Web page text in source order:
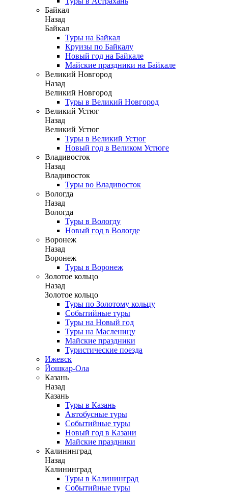
Байкал
Назад
Байкал
Туры на Байкал
Круизы по Байкалу
Новый год на Байкале
Майские праздники на Байкале
Великий Новгород
Назад
Великий Новгород
Туры в Великий Новгород
Великий Устюг
Назад
Великий Устюг
Туры в Великий Устюг
Новый год в Великом Устюге
Владивосток
Назад
Владивосток
Туры во Владивосток
Вологда
Назад
Вологда
Туры в Вологду
Новый год в Вологде
Воронеж
Назад
Воронеж
Туры в Воронеж
Золотое кольцо
Назад
Золотое кольцо
Туры по Золотому кольцу
Событийные туры
Туры на Новый год
Туры на Масленицу
Майские праздники
Туристические поезда
Ижевск
Йошкар-Ола
Казань
Назад
Казань
Туры в Казань
Автобусные туры
Событийные туры
Новый год в Казани
Майские праздники
Калининград
Назад
Калининград
Туры в Калининград
Событийные туры